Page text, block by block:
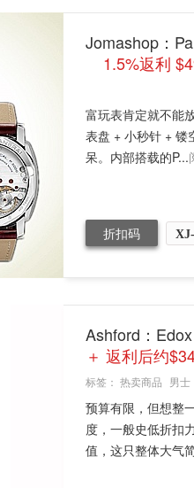
Jomashop：
1.5%返利
富玩表肯定就不能
表盘 + 小秒针 + 镂
呆。内部搭载的P...
折扣码
Ashford：
＋ 返利后约
标签： 热卖商品 男士
预算有限，但想整
度，一般史低折扣
值，这只整体大气